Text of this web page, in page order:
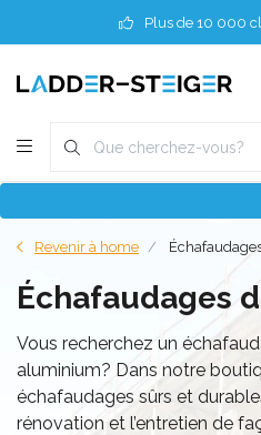
Plus de 10 000
Revenir à home
Échafaudages
Vous recherchez un
aluminium? Dans notre
échafaudages sûrs et
rénovation et l’entretien de